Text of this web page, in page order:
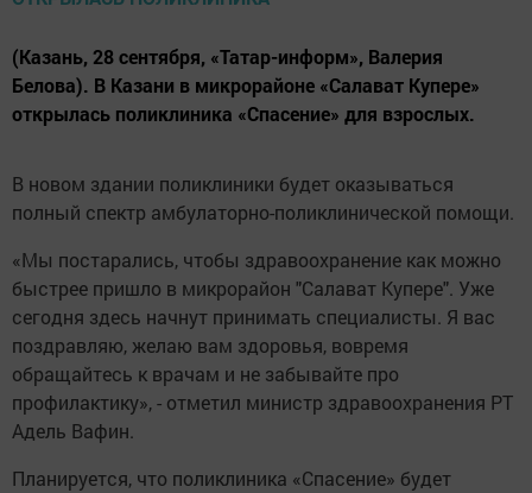
(Казань, 28 сентября, «Татар-информ», Валерия
Белова). В Казани в микрорайоне «Салават Купере»
открылась поликлиника «Спасение» для взрослых.
В новом здании поликлиники будет оказываться
полный спектр амбулаторно-поликлинической помощи.
«Мы постарались, чтобы здравоохранение как можно
быстрее пришло в микрорайон "Салават Купере". Уже
сегодня здесь начнут принимать специалисты. Я вас
поздравляю, желаю вам здоровья, вовремя
обращайтесь к врачам и не забывайте про
профилактику», - отметил министр здравоохранения РТ
Адель Вафин.
Планируется, что поликлиника «Спасение» будет